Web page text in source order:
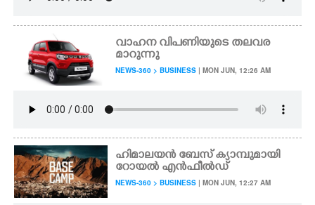
വാഹന വിപണിയുടെ തലവര
മാറുന്നു
NEWS-360 > BUSINESS | MON JUN, 12:26 AM
ഹിമാലയൻ ബേസ് ക്യാമ്പുമായി
റോയൽ എൻഫീൽഡ്
NEWS-360 > BUSINESS | MON JUN, 12:27 AM